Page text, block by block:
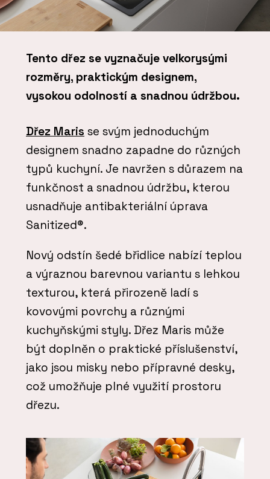
Tento dřez se vyznačuje velkorysými
rozměry, praktickým designem,
vysokou odolností a snadnou údržbou.
Dřez Maris se svým jednoduchým
designem snadno zapadne do různých
typů kuchyní. Je navržen s důrazem na
funkčnost a snadnou údržbu, kterou
usnadňuje antibakteriální úprava
Sanitized®.
Nový odstín šedé břidlice nabízí teplou
a výraznou barevnou variantu s lehkou
texturou, která přirozeně ladí s
kovovými povrchy a různými
kuchyňskými styly. Dřez Maris může
být doplněn o praktické příslušenství,
jako jsou misky nebo přípravné desky,
což umožňuje plné využití prostoru
dřezu.